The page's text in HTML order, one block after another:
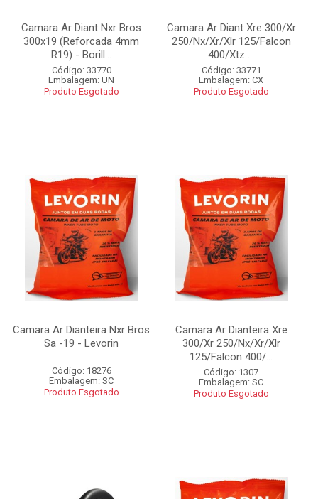
Camara Ar Diant Nxr Bros
300x19 (Reforcada 4mm
R19) - Borill...
Código: 33770
Embalagem: UN
Produto Esgotado
Camara Ar Diant Xre 300/Xr
250/Nx/Xr/Xlr 125/Falcon
400/Xtz ...
Código: 33771
Embalagem: CX
Produto Esgotado
Camara Ar Dianteira Nxr Bros
Sa -19 - Levorin
Código: 18276
Embalagem: SC
Produto Esgotado
Camara Ar Dianteira Xre
300/Xr 250/Nx/Xr/Xlr
125/Falcon 400/...
Código: 1307
Embalagem: SC
Produto Esgotado